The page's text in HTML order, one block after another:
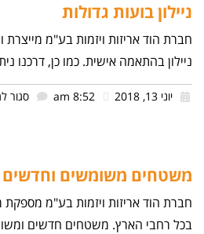
ניילון בועות גדולות
חברת הוד אריזות ויזמות בע"מ
ניילון בהתאמה אישית. כמו כן, דרכנו
יוני 13, 2018 סגור
משטחים משומשים וחדשים
חברת הוד אריזות ויזמות בע"מ
בכל רחבי הארץ. משטחים חדשים